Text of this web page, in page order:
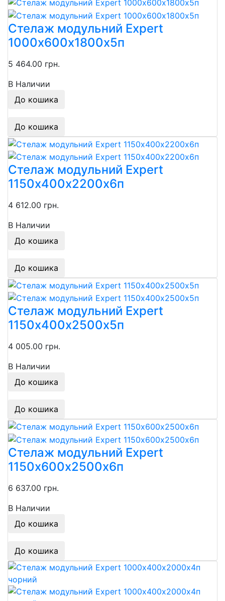
Стелаж модульний Expert
1000х600х1800х5п
5 464.00 грн.
В Наличии
До кошика
До кошика
Стелаж модульний Expert
1150х400х2200х6п
4 612.00 грн.
В Наличии
До кошика
До кошика
Стелаж модульний Expert
1150х400х2500х5п
4 005.00 грн.
В Наличии
До кошика
До кошика
Стелаж модульний Expert
1150х600х2500х6п
6 637.00 грн.
В Наличии
До кошика
До кошика